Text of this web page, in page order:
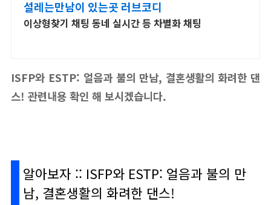
설레는만남이 있는곳 러브코디
이상형찾기 채팅 동네 실시간 등 차별화 채팅
ISFP와 ESTP: 얼음과 불의 만남, 결혼생활의 화려한 댄
스! 관련내용 확인 해 보시겠습니다.
알아보자 :: ISFP와 ESTP: 얼음과 불의 만
남, 결혼생활의 화려한 댄스!